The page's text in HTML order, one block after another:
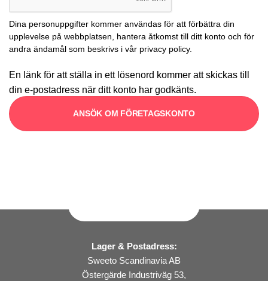
Dina personuppgifter kommer användas för att förbättra din
upplevelse på webbplatsen, hantera åtkomst till ditt konto och för
andra ändamål som beskrivs i vår privacy policy.
En länk för att ställa in ett lösenord kommer att skickas till
din e-postadress när ditt konto har godkänts.
ANSÖK OM FÖRETAGSKONTO
Lager & Postadress:
Sweeto Scandinavia AB
Östergärde Industriväg 53,